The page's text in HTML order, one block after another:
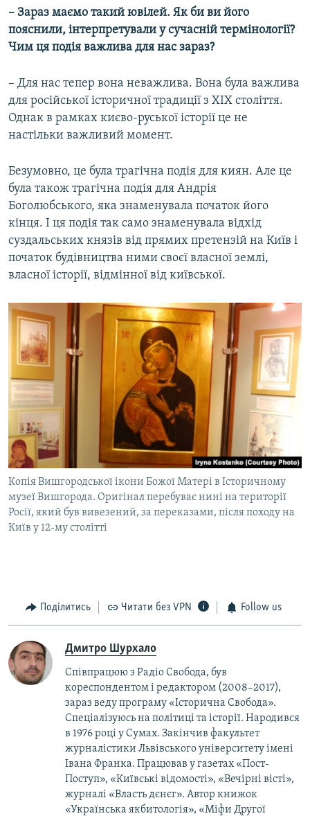
– Зараз маємо такий ювілей. Як би ви його
пояснили, інтерпретували у сучасній термінології?
Чим ця подія важлива для нас зараз?
– Для нас тепер вона неважлива. Вона була важлива
для російської історичної традиції з ХІХ століття.
Однак в рамках києво-руської історії це не
настільки важливий момент.
Безумовно, це була трагічна подія для киян. Але це
була також трагічна подія для Андрія
Боголюбського, яка знаменувала початок його
кінця. І ця подія так само знаменувала відхід
суздальських князів від прямих претензій на Київ і
початок будівництва ними своєї власної землі,
власної історії, відмінної від київської.
Копія Вишгородської ікони Божої Матері в Історичному
музеї Вишгорода. Оригінал перебуває нині на території
Росії, який був вивезений, за переказами, після походу на
Київ у 12-му столітті
Поділитись Читати без VPN Follow us
Дмитро Шурхало
Співпрацюю з Радіо Свобода, був
кореcпондентом і редактором (2008–2017),
зараз веду програму «Історична Свобода».
Спеціалізуюсь на політиці та історії. Народився
в 1976 році у Сумах. Закінчив факультет
журналістики Львівського університету імені
Івана Франка. Працював у газетах «Пост-
Поступ», «Київські відомості», «Вечірні вісті»,
журналі «Власть дєнєг». Автор книжок
«Українська якбитологія», «Міфи Другої